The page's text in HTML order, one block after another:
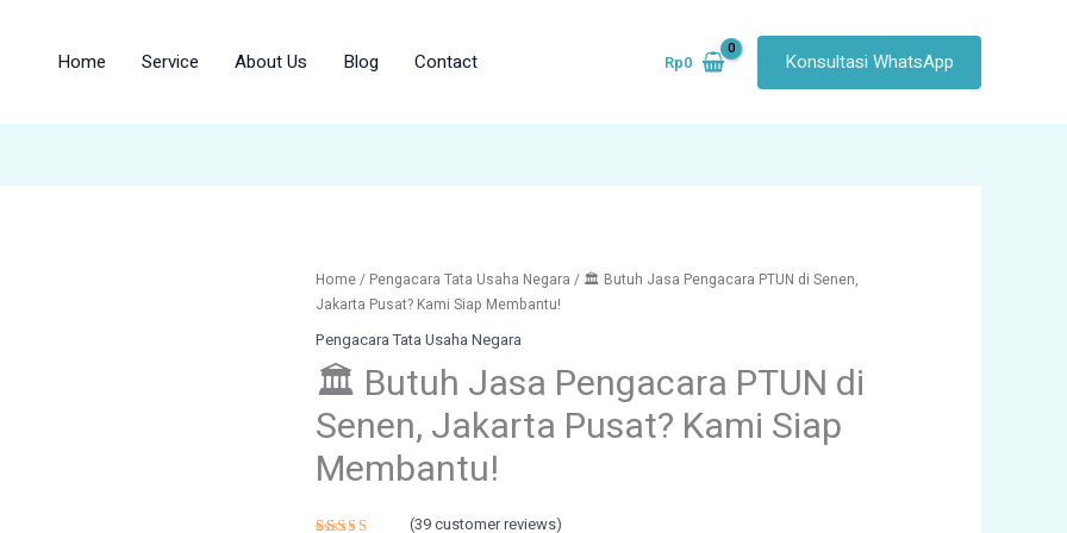
Home Service About Us Blog Contact Rp0 Konsultasi WhatsApp
Home/ Pengacara Tata Usaha Negara / 🏛️ Butuh Jasa Pengacara PTUN di Senen,
Jakarta Pusat? Kami Siap Membantu!
Pengacara Tata Usaha Negara
🏛️ Butuh Jasa Pengacara PTUN di
Senen, Jakarta Pusat? Kami Siap
Membantu!
(39customer reviews)
🏛️
Butuh
Jasa
Pengacara
PTUN
Senen,
Jakarta
Pusat?